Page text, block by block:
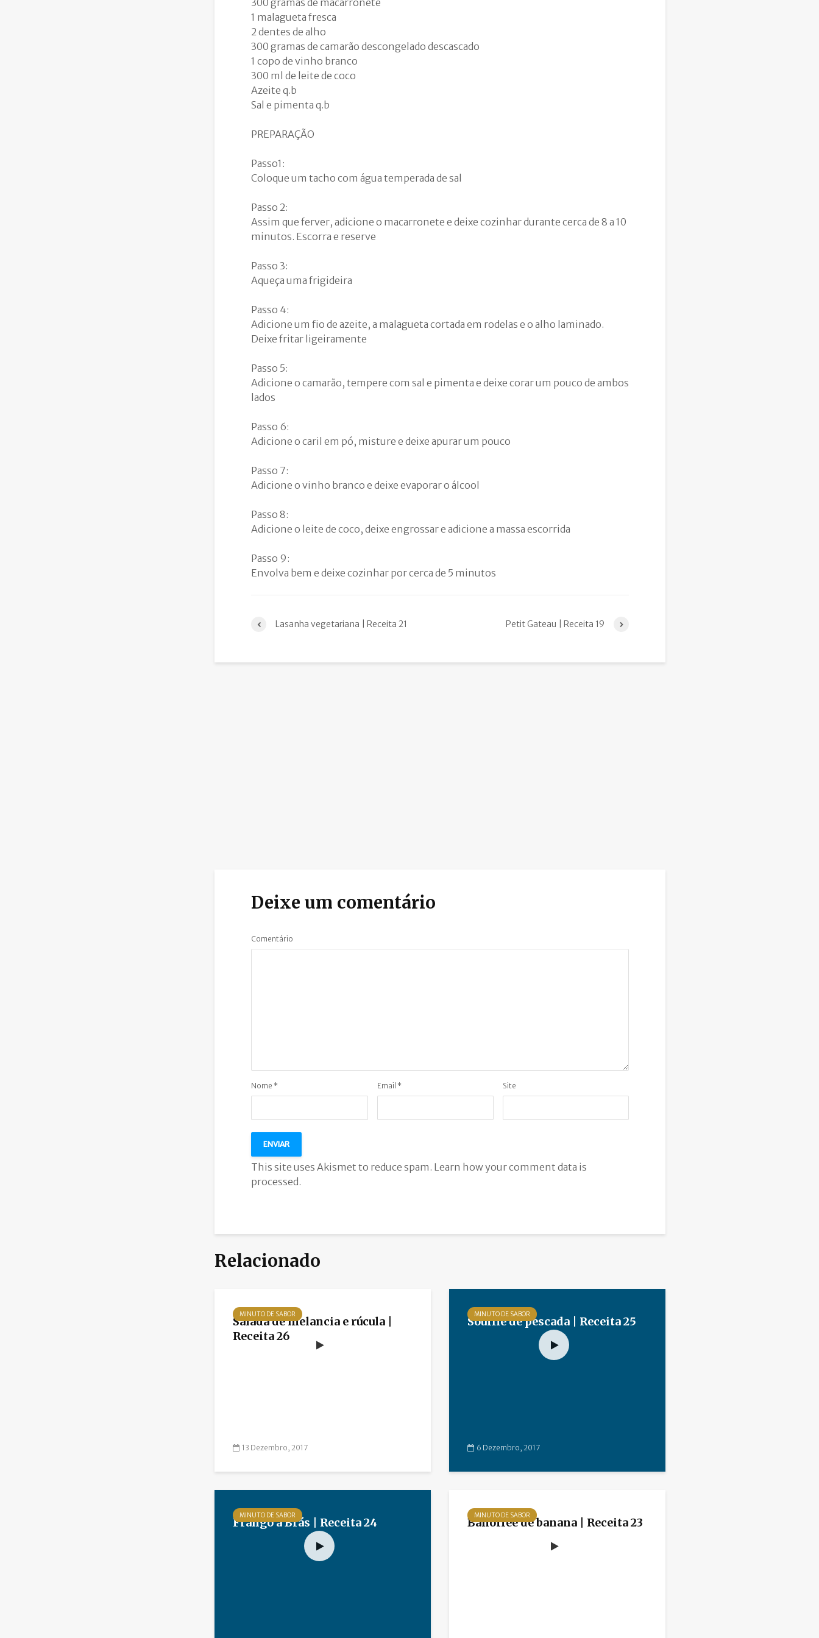
1 malagueta fresca
2 dentes de alho
300 gramas de camarão descongelado descascado
1 copo de vinho branco
300 ml de leite de coco
Azeite q.b
Sal e pimenta q.b
PREPARAÇÃO
Passo1:
Coloque um tacho com água temperada de sal
Passo 2:
Assim que ferver, adicione o macarronete e deixe cozinhar durante cerca de 8 a 10
minutos. Escorra e reserve
Passo 3:
Aqueça uma frigideira
Passo 4:
Adicione um fio de azeite, a malagueta cortada em rodelas e o alho laminado.
Deixe fritar ligeiramente
Passo 5:
Adicione o camarão, tempere com sal e pimenta e deixe corar um pouco de ambos
lados
Passo 6:
Adicione o caril em pó, misture e deixe apurar um pouco
Passo 7:
Adicione o vinho branco e deixe evaporar o álcool
Passo 8:
Adicione o leite de coco, deixe engrossar e adicione a massa escorrida
Passo 9:
Envolva bem e deixe cozinhar por cerca de 5 minutos
Lasanha vegetariana | Receita 21 Petit Gateau | Receita 19
Deixe um comentário
Comentário
Nome * Email * Site
This site uses Akismet to reduce spam. Learn how your comment data is
processed.
Relacionado
MINUTO DE SABOR
Salada de melancia e rúcula |
Receita 26
13 Dezembro, 2017
MINUTO DE SABOR
Soufflé de pescada | Receita 25
6 Dezembro, 2017
MINUTO DE SABOR
Frango à Brás | Receita 24
MINUTO DE SABOR
Banoffee de banana | Receita 23